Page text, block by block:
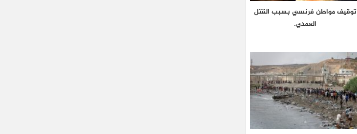
توقيف مواطن فرنسي بسبب القتل
العمدي.